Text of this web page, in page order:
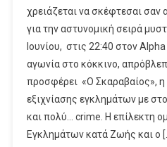
χρειάζεται να σκέφτεσαι
για την αστυνομική σειρά
Ιουνίου, στις 22:40 στον
αγωνία στο κόκκινο,
προσφέρει «Ο Σκαραβαίος», η
εξιχνίασης εγκλημάτων με
και πολύ… crime. Η επίλεκτη
Εγκλημάτων κατά Ζωής και ο